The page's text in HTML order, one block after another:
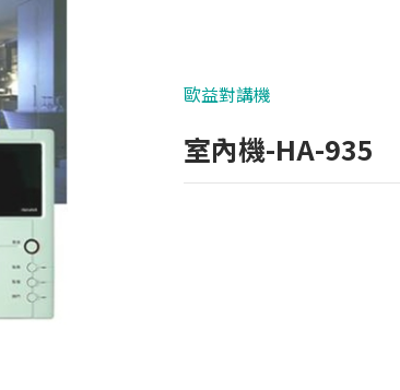
歐益對講機
室內機-HA-935